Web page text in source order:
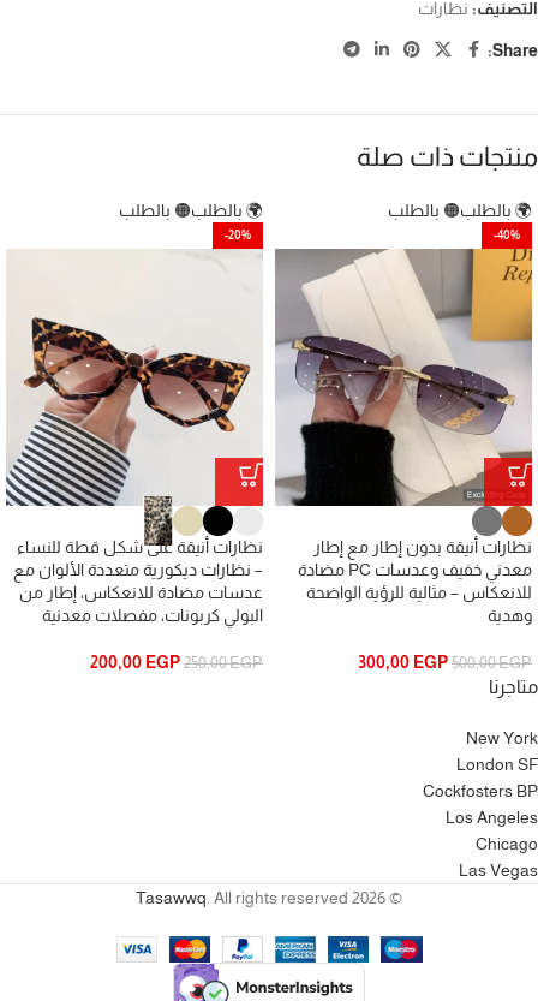
التصنيف: نظارات
Share:
منتجات ذات صلة
🌍 بالطلب🟠 بالطلب
-40%
نظارات أنيقة بدون إطار مع إطار
معدني خفيف وعدسات PC مضادة
للانعكاس – مثالية للرؤية الواضحة
وهدية
500,00EGP
300,00 EGP
🌍 بالطلب🟠 بالطلب
-20%
نظارات أنيقة على شكل قطة للنساء
– نظارات ديكورية متعددة الألوان مع
عدسات مضادة للانعكاس، إطار من
البولي كربونات، مفصلات معدنية
250,00EGP
200,00 EGP
متاجرنا
New York
London SF
Cockfosters BP
Los Angeles
Chicago
Las Vegas
© 2026
Tasawwq . All rights reserved